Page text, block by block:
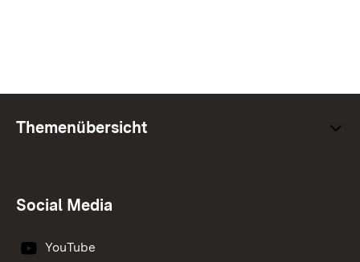
Themenübersicht
Social Media
YouTube